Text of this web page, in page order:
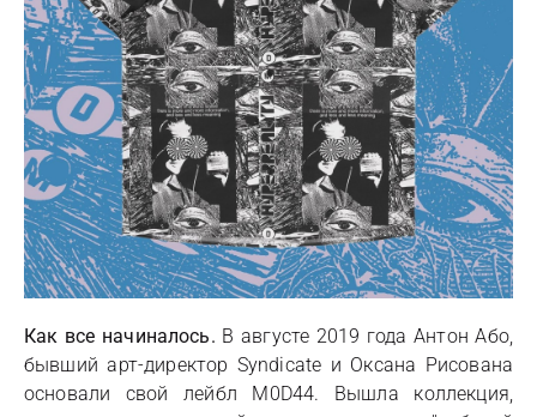
Как все начиналось. В августе 2019 года Антон Або,
бывший арт-директор Syndicate и Оксана Рисована
основали свой лейбл M0D44. Вышла коллекция,